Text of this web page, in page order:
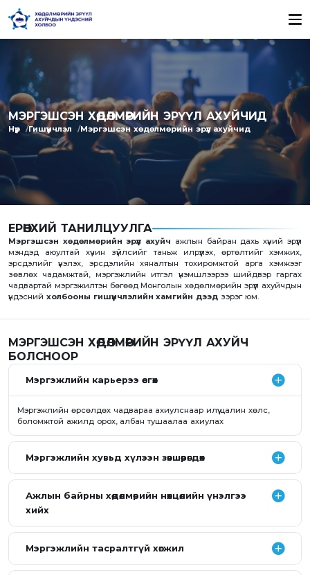
МЭРГЭШСЭН ХӨДӨЛМӨРИЙН ЭРҮҮЛ АХУЙЧИД
Нүүр Гишүүнчлэл Мэргэшсэн хөдөлмөрийн эрүүл ахуйчид
ЕРӨНХИЙ ТАНИЛЦУУЛГА
Мэргэшсэн хөдөлмөрийн эрүүл ахуйч ажлын байран дахь хүний эрүүл
мэндэд аюултай хүчин зүйлсийг таньж илрүүлэх, өртөлтийг хэмжих,
эрсдэлийг үнэлэх, эрсдэлийн хяналтын тохиромжтой арга хэмжээг
зөвлөх чадамжтай, мэргэжлийн итгэл үнэмшлээрээ шийдвэр гаргах
чадвартай мэргэжилтэн бөгөөд Монголын хөдөлмөрийн эрүүл ахуйчдын
үндэсний холбооны гишүүнчлэлийн хамгийн дээд зэрэг юм.
МЭРГЭШСЭН ХӨДӨЛМӨРИЙН ЭРҮҮЛ АХУЙЧ
БОЛСНООР
Мэргэжлийн карьерээ өсгөх
Мэргэжлийн өрсөлдөх чадвараа ахиулснаар илүү цалин хөлс,
боломжтой ажилд орох, албан тушаалаа ахиулах
Мэргэжлийн хувьд хүлээн зөвшөөрөгдөх
Ажлын байрны хөдөлмөрийн нөхцөлийн үнэлгээ
хийх
Мэргэжлийн тасралтгүй хөгжил